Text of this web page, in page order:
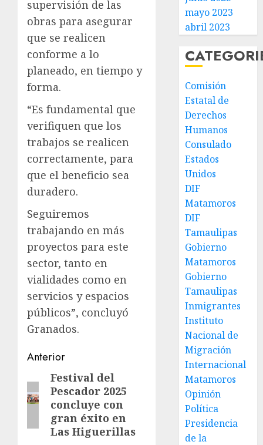
supervisión de las
obras para asegurar
que se realicen
conforme a lo
planeado, en tiempo y
forma.
“Es fundamental que
verifiquen que los
trabajos se realicen
correctamente, para
que el beneficio sea
duradero.
Seguiremos
trabajando en más
proyectos para este
sector, tanto en
vialidades como en
servicios y espacios
públicos”, concluyó
Granados.
Post
navigation
Anterior
Entrada
anterior:
Festival del
Pescador 2025
concluye con
gran éxito en
Las Higuerillas
mayo 2023
abril 2023
Comisión
Estatal de
Derechos
Humanos
Consulado
Estados
Unidos
DIF
Matamoros
DIF
Tamaulipas
Gobierno
Matamoros
Gobierno
Tamaulipas
Inmigrantes
Instituto
Nacional de
Migración
Internacional
Matamoros
Opinión
Política
Presidencia
de la